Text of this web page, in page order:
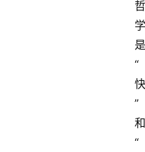
哲
学
是
“
快
”
和
“